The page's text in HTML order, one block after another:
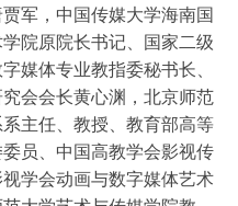
军，中国传媒大学海南国
院原院长书记、国家二级
媒体专业教指委秘书长、
会会长黄心渊，北京师范
主任、教授、教育部高等
员、中国高教学会影视传
学会动画与数字媒体艺术